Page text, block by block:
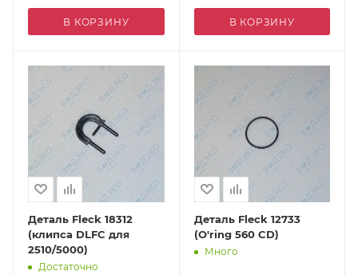
В КОРЗИНУ В КОРЗИНУ
Деталь Fleck 18312
(клипса DLFC для
2510/5000)
Достаточно
Деталь Fleck 12733
(O'ring 560 CD)
Много